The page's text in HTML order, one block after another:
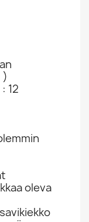
)
12
oleva